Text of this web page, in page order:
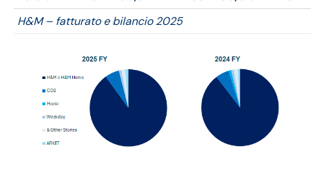
H&M – fatturato e bilancio 2025